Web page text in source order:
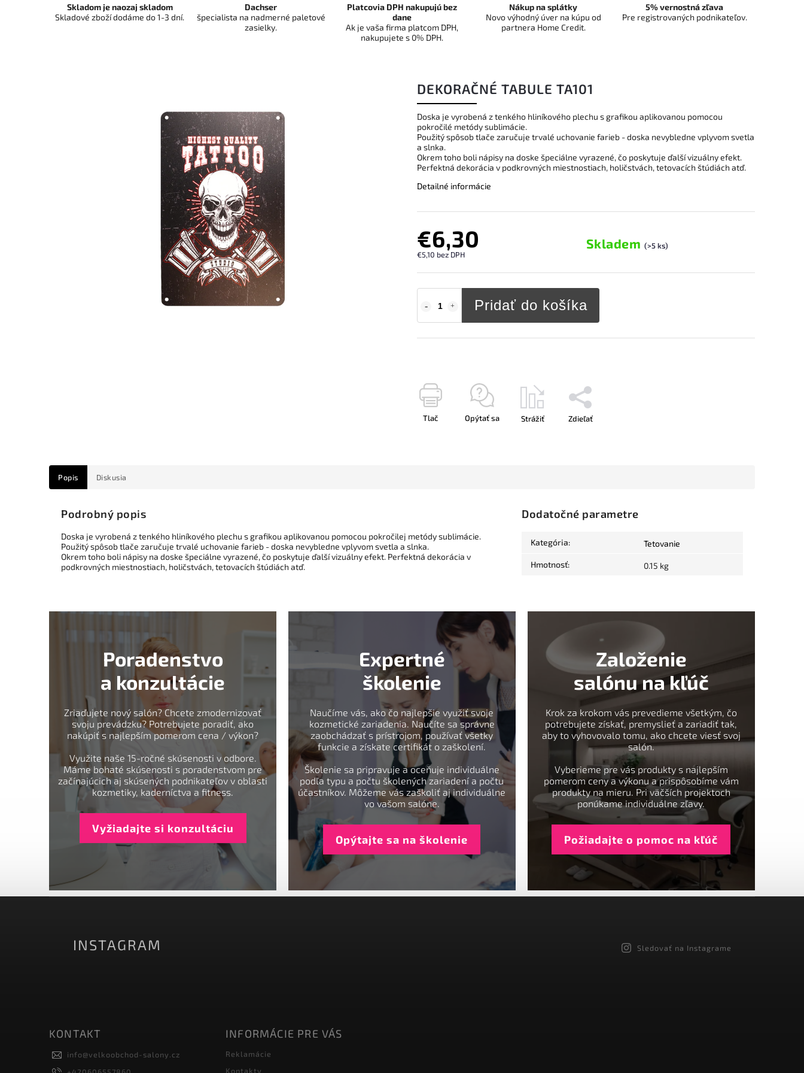
DEKORAČNÉ TABULE TA101
€6,30
€5,10 bez DPH
Skladem (>5 ks)
Pridať do košíka
Doska je vyrobená z tenkého hliníkového plechu s grafikou aplikovanou pomocou
pokročilé metódy sublimácie.
Použitý spôsob tlače zaručuje trvalé uchovanie farieb - doska nevybledne vplyvom svetla
a slnka.
Okrem toho boli nápisy na doske špeciálne vyrazené, čo poskytuje ďalší vizuálny efekt.
Perfektná dekorácia v podkrovných miestnostiach, holičstvách, tetovacích štúdiách atď.
Detailné informácie
Tlač Opýtať sa Strážiť Zdieľať
Skladom je naozaj skladom
Skladové zboží dodáme do 1-3 dní.
Dachser
špecialista na nadmerné paletové
zasielky.
Platcovia DPH nakupujú bez
dane
Ak je vaša firma platcom DPH,
nakupujete s 0% DPH.
Nákup na splátky
Novo výhodný úver na kúpu od
partnera Home Credit.
5% vernostná zľava
Pre registrovaných podnikateľov.
Popis Diskusia
Podrobný popis
Doska je vyrobená z tenkého hliníkového plechu s grafikou aplikovanou pomocou pokročilej metódy sublimácie.
Použitý spôsob tlače zaručuje trvalé uchovanie farieb - doska nevybledne vplyvom svetla a slnka.
Okrem toho boli nápisy na doske špeciálne vyrazené, čo poskytuje ďalší vizuálny efekt. Perfektná dekorácia v
podkrovných miestnostiach, holičstvách, tetovacích štúdiách atď.
Dodatočné parametre
Kategória: Tetovanie
Hmotnosť: 0.15 kg
Poradenstvo
a konzultácie
Zriaďujete nový salón? Chcete zmodernizovať
svoju prevádzku? Potrebujete poradiť, ako
nakúpiť s najlepším pomerom cena / výkon?
Využite naše 15-ročné skúsenosti v odbore.
Máme bohaté skúsenosti s poradenstvom pre
začínajúcich aj skúsených podnikateľov v oblasti
kozmetiky, kaderníctva a fitness.
Vyžiadajte si konzultáciu
Expertné
školenie
Naučíme vás, ako čo najlepšie využiť svoje
kozmetické zariadenia. Naučíte sa správne
zaobchádzať s prístrojom, používať všetky
funkcie a získate certifikát o zaškolení.
Školenie sa pripravuje a oceňuje individuálne
podľa typu a počtu školených zariadení a počtu
účastníkov. Môžeme vás zaškoliť aj individuálne
vo vašom salóne.
Opýtajte sa na školenie
Založenie
salónu na kľúč
Krok za krokom vás prevedieme všetkým, čo
potrebujete získať, premyslieť a zariadiť tak,
aby to vyhovovalo tomu, ako chcete viesť svoj
salón.
Vyberieme pre vás produkty s najlepším
pomerom ceny a výkonu a prispôsobíme vám
produkty na mieru. Pri väčších projektoch
ponúkame individuálne zľavy.
Požiadajte o pomoc na kľúč
INSTAGRAM Sledovať na Instagrame
KONTAKT
info@velkoobchod-salony.cz
INFORMÁCIE PRE VÁS
Reklamácie
Kontakty